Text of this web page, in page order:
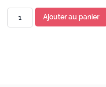
Ajouter au panier